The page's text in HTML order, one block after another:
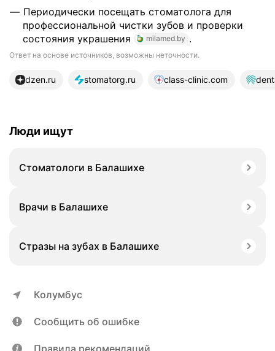
Периодически посещать стоматолога для
профессиональной чистки зубов и проверки
состояния украшения
milamed.by .
Ответ на основе источников, возможны неточности.
17 источников
dzen.ru stomatorg.ru class-clinic.com
Люди ищут
Стоматологи в Балашихе
Врачи в Балашихе
Стразы на зубах в Балашихе
Колумбус
Сообщить об ошибке
Правила рекомендаций